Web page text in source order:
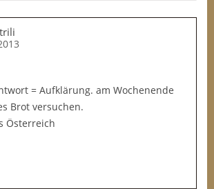
= Aufklärung. am Wochenende
Brot versuchen.
Österreich